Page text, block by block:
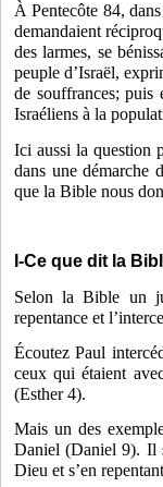
À Pentecôte 84,
demandaient
des larmes, se
peuple d’Israël,
de souffrances; puis
Israéliens à la
Ici aussi la question
dans une démarche
que la Bible nous
I-Ce que dit la
Selon la Bible un
repentance et
Écoutez Paul
ceux qui étaient
(Esther 4).
Mais un des
Daniel (Daniel 9). Il
Dieu et s’en